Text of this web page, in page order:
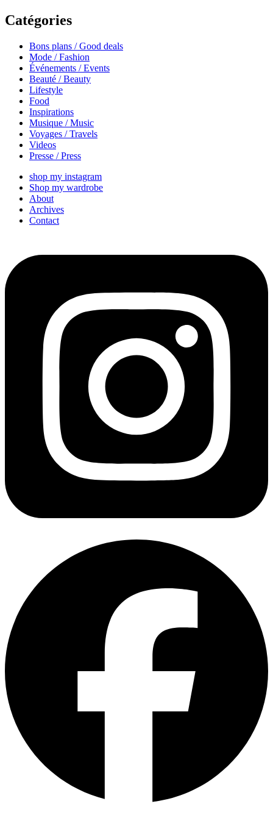
Catégories
Bons plans / Good deals
Mode / Fashion
Événements / Events
Beauté / Beauty
Lifestyle
Food
Inspirations
Musique / Music
Voyages / Travels
Videos
Presse / Press
shop my instagram
Shop my wardrobe
About
Archives
Contact